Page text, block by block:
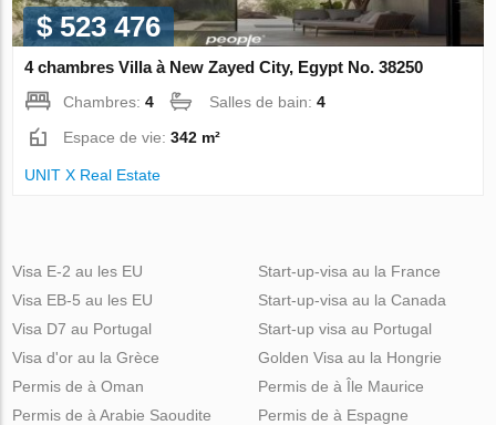
$ 523 476
4 chambres Villa à New Zayed City, Egypt No. 38250
Chambres:4 Salles de bain:4
Espace de vie:342 m²
UNIT X Real Estate
Visa E-2 au les EU
Visa EB-5 au les EU
Visa D7 au Portugal
Visa d'or au la Grèce
Start-up-visa au la France
Start-up-visa au la Canada
Start-up visa au Portugal
Golden Visa au la Hongrie
Permis de à Oman
Permis de à Arabie Saoudite
Permis de à Île Maurice
Permis de à Espagne